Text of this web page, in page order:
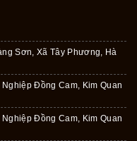
Sơn, Xã Tây Phương, Hà
Đồng Cam, Kim Quan
Đồng Cam, Kim Quan